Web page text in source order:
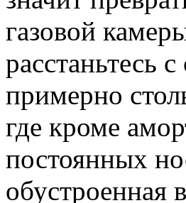
газовой
расстаньтесь
примерно
где кроме
постоянных
обустроенная